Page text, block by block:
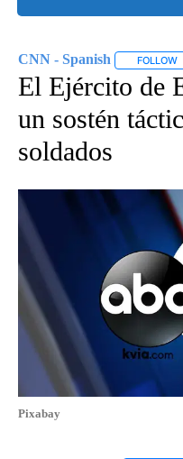
CNN - Spanish FOLLOW
El Ejército de
un sostén
soldados
Pixabay